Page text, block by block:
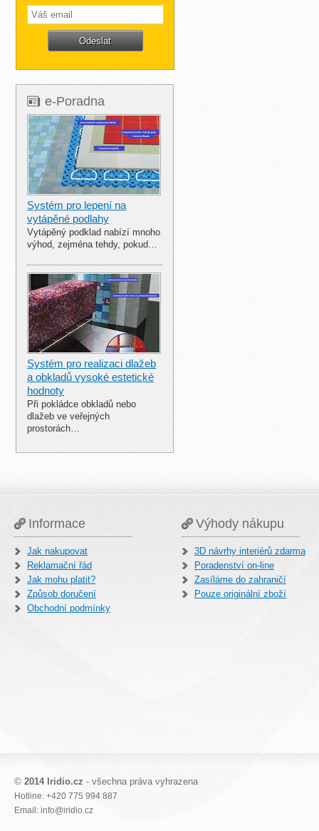
e-Poradna
Systém pro lepení na
vytápěné podlahy
Vytápěný podklad nabízí mnoho
výhod, zejména tehdy, pokud…
Systém pro realizaci dlažeb
a obkladů vysoké estetické
hodnoty
Při pokládce obkladů nebo
dlažeb ve veřejných
prostorách…
Informace
Jak nakupovat
Reklamační řád
Jak mohu platit?
Způsob doručení
Obchodní podmínky
Výhody nákupu
3D návrhy interiérů zdarma
Poradenství on-line
Zasíláme do zahraničí
Pouze originální zboží
© 2014 Iridio.cz - všechna práva vyhrazena
Hotline: +420 775 994 887
Email: info@iridio.cz